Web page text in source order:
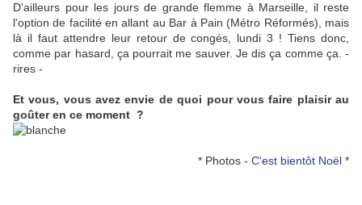
D'ailleurs pour les jours de grande flemme à Marseille, il reste
l'option de facilité en allant au Bar à Pain (Métro Réformés), mais
là il faut attendre leur retour de congés, lundi 3 ! Tiens donc,
comme par hasard, ça pourrait me sauver. Je dis ça comme ça. -
rires -
Et vous, vous avez envie de quoi pour vous faire plaisir au
goûter en ce moment ?
* Photos - C'est bientôt Noël *